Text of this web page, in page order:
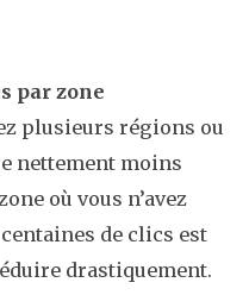
par zone
plusieurs régions ou
nettement moins
où vous n’avez
de clics est
drastiquement.